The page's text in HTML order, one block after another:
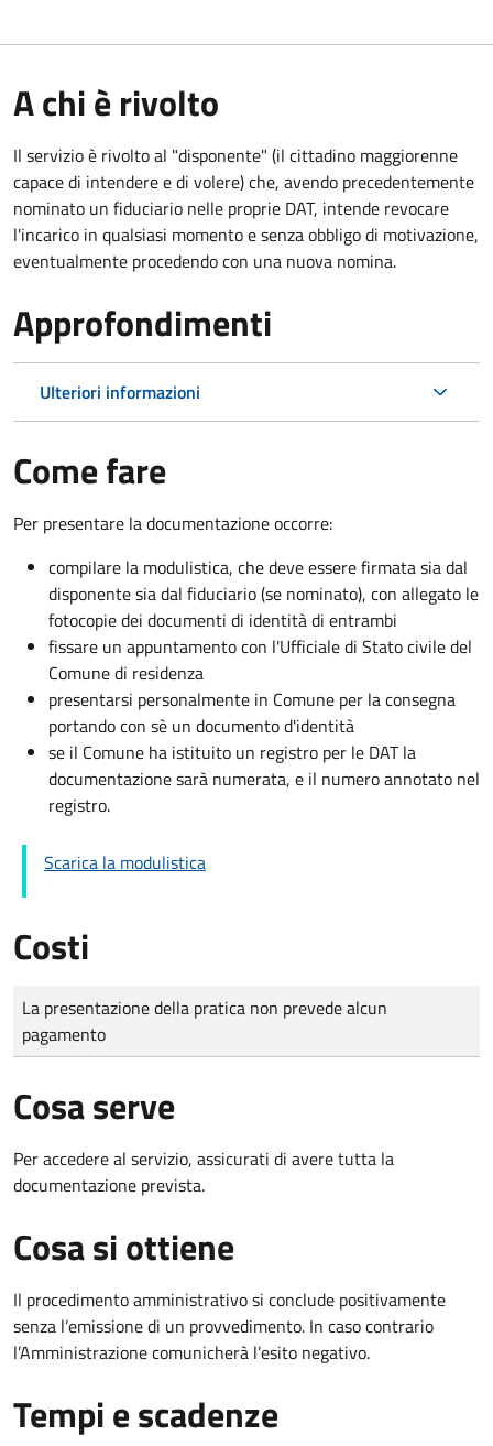
A chi è rivolto
Il servizio è rivolto al "disponente" (il cittadino maggiorenne
capace di intendere e di volere) che, avendo precedentemente
nominato un fiduciario nelle proprie DAT, intende revocare
l'incarico in qualsiasi momento e senza obbligo di motivazione,
eventualmente procedendo con una nuova nomina.
Approfondimenti
Ulteriori informazioni
Come fare
Per presentare la documentazione occorre:
compilare la modulistica, che deve essere firmata sia dal
disponente sia dal fiduciario (se nominato), con allegato le
fotocopie dei documenti di identità di entrambi
fissare un appuntamento con l'Ufficiale di Stato civile del
Comune di residenza
presentarsi personalmente in Comune per la consegna
portando con sè un documento d'identità
se il Comune ha istituito un registro per le DAT la
documentazione sarà numerata, e il numero annotato nel
registro.
Scarica la modulistica
Costi
Tipo di pagamento
Importo
La presentazione della pratica non prevede alcun
pagamento
Cosa serve
Per accedere al servizio, assicurati di avere tutta la
documentazione prevista.
Cosa si ottiene
Il procedimento amministrativo si conclude positivamente
senza l’emissione di un provvedimento. In caso contrario
l’Amministrazione comunicherà l’esito negativo.
Tempi e scadenze